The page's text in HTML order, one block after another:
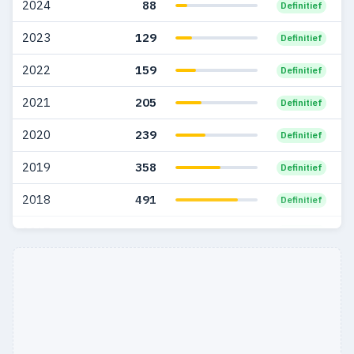
2006 400 97
2005 448 142
2004 566 104
2003 441 94
2002 554 121
2001 426 105
1999 408 126
2024 88 Definitief
2023 129 Definitief
2022 159 Definitief
2021 205 Definitief
2020 239 Definitief
2019 358 Definitief
2018 491 Definitief
2017 646